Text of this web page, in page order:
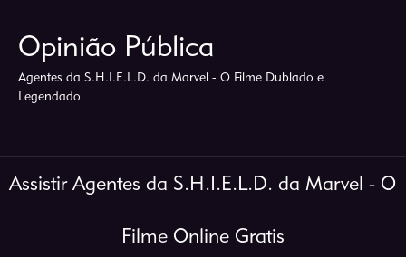
Opinião Pública
Agentes da S.H.I.E.L.D. da Marvel - O Filme Dublado e
Legendado
Assistir Agentes da S.H.I.E.L.D. da Marvel - O
Filme Online Gratis